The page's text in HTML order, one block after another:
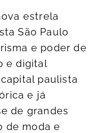
estrela
São Paulo
e poder de
e digital
paulista
e já
de grandes
de moda e